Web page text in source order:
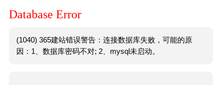
Database Error
(1040) 365建站错误警告：连接数据库失败，可能的原
因：1、数据库密码不对; 2、mysql未启动。